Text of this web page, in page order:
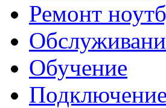
Ремонт
Обучение